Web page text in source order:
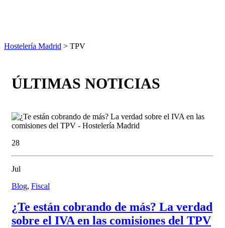
Hostelería Madrid > TPV
ÚLTIMAS NOTICIAS
28
Jul
Blog, Fiscal
¿Te están cobrando de más? La verdad
sobre el IVA en las comisiones del TPV